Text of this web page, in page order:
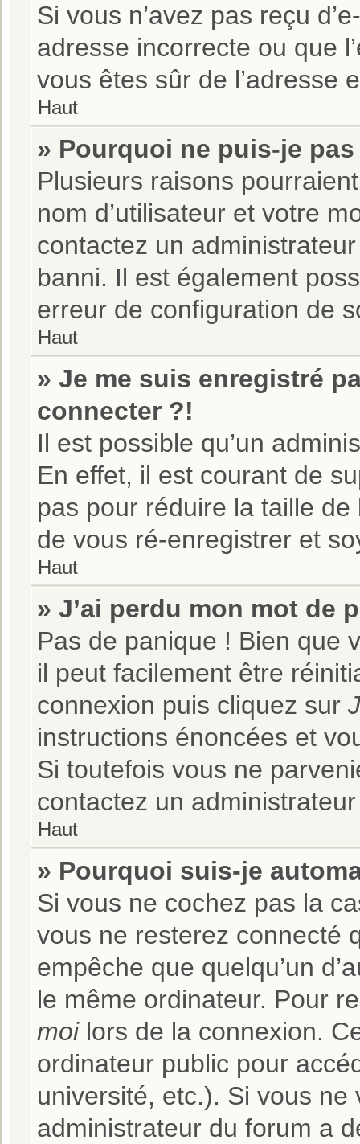
Si vous n’avez pas reçu
adresse incorrecte ou que
vous êtes sûr de l’adresse
Haut
» Pourquoi ne puis-je
Plusieurs raisons
nom d’utilisateur et votre
contactez un
banni. Il est également
erreur de configuration de
Haut
» Je me suis enregistré
connecter ?!
Il est possible qu’un
En effet, il est courant de
pas pour réduire la taille
de vous ré-enregistrer et
Haut
» J’ai perdu mon mot de
Pas de panique ! Bien que
il peut facilement être
connexion puis cliquez sur
instructions énoncées et
Si toutefois vous ne
contactez un
Haut
» Pourquoi suis-je
Si vous ne cochez pas la
vous ne resterez connecté
empêche que quelqu’un
le même ordinateur. Pour
moilors de la connexion.
ordinateur public pour
université, etc.). Si vous ne
administrateur du forum a